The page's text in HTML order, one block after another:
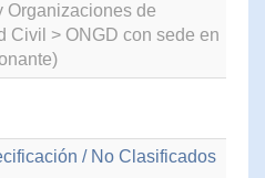
Organizaciones de
Civil > ONGD con sede en
/ No Clasificados